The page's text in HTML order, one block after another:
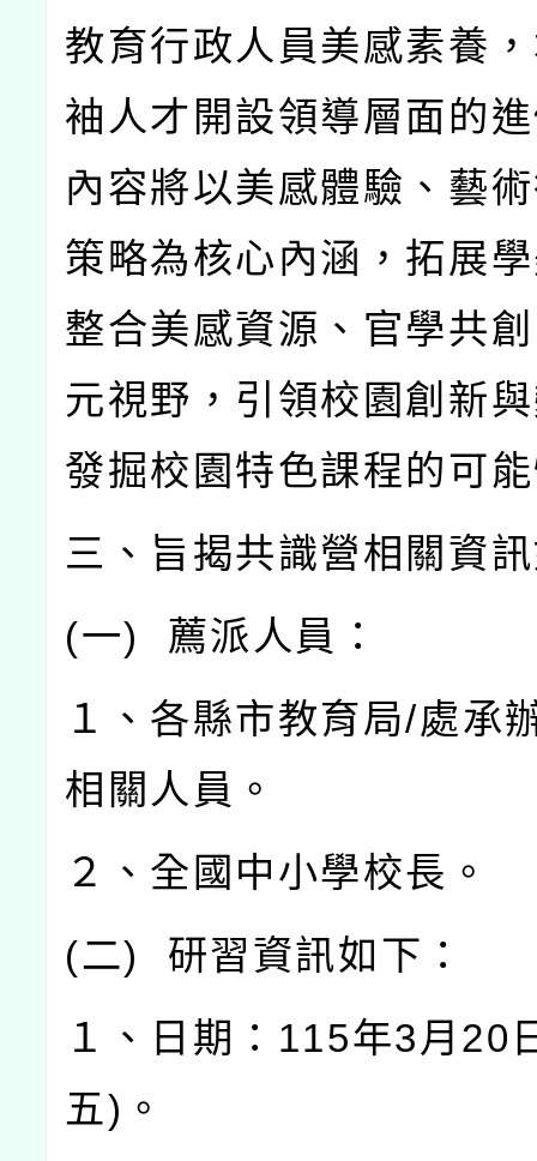
教育行政人員美感素養
袖人才開設領導層面的
內容將以美感體驗、藝
策略為核心內涵，拓展
整合美感資源、官學共
元視野，引領校園創新
發掘校園特色課程的可
三、旨揭共識營相關資
(一) 薦派人員：
１、各縣市教育局/處承
相關人員。
２、全國中小學校長。
(二) 研習資訊如下：
１、日期： 115年3月 20
五) 。